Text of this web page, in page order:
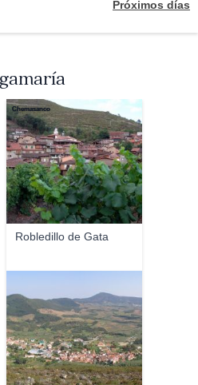
Próximos días
Robledillo de Gata
Chemasanco